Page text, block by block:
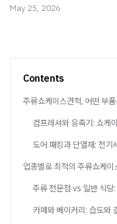
May 25, 2026
Contents
주류쇼케이스견적, 어떤 부
컴프레셔와 응축기: 쇼케
도어 패킹과 단열재: 전기
업종별로 최적의 주류쇼케
주류 전문점 vs 일반 식당
카페와 베이커리: 습도와